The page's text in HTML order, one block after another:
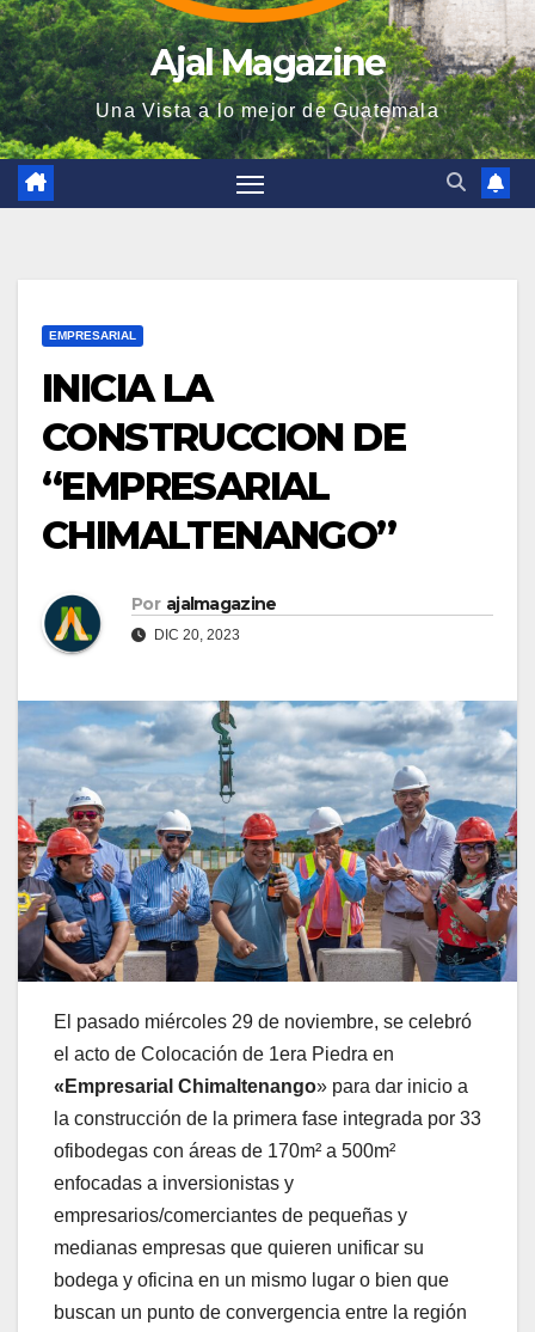
Ajal Magazine
Una Vista a lo mejor de Guatemala
EMPRESARIAL
INICIA LA
CONSTRUCCION DE
“EMPRESARIAL
CHIMALTENANGO”
Por ajalmagazine
DIC 20, 2023
El pasado miércoles 29 de noviembre, se celebró
el acto de Colocación de 1era Piedra en
« Empresarial Chimaltenango» para dar inicio a
la construcción de la primera fase integrada por 33
ofibodegas con áreas de 170m² a 500m²
enfocadas a inversionistas y
empresarios/comerciantes de pequeñas y
medianas empresas que quieren unificar su
bodega y oficina en un mismo lugar o bien que
buscan un punto de convergencia entre la región